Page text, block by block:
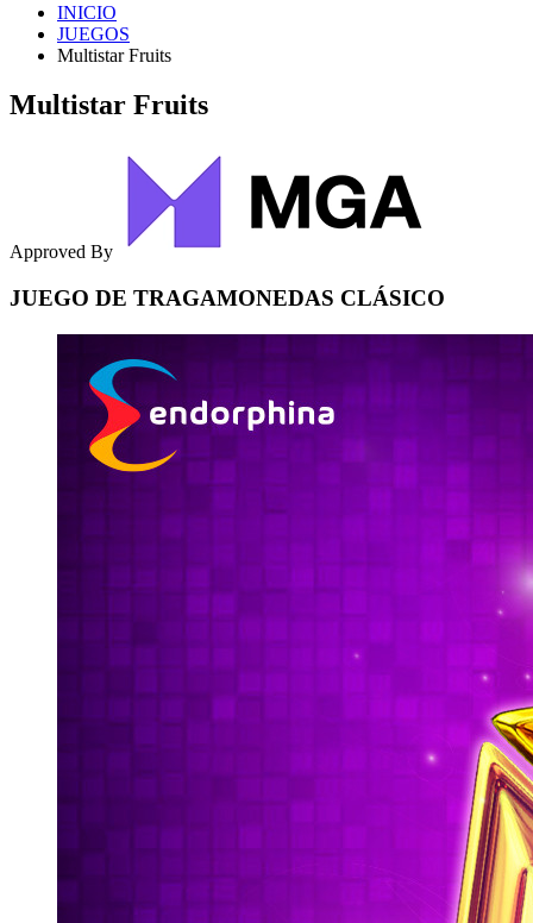
INICIO
JUEGOS
Multistar Fruits
Multistar Fruits
Approved By
JUEGO DE TRAGAMONEDAS CLÁSICO